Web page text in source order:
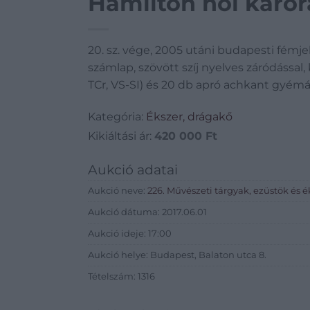
20. sz. vége, 2005 utáni budapesti
számlap, szövött szíj nyelves
TCr, VS-SI) és 20 db apró achkant
Kategória: Ékszer, drágakő
Kikiáltási ár: 420 000 Ft
Aukció adatai
Aukció neve: 226. Művészeti tárgyak, ezüstök és
Aukció dátuma: 2017.06.01
Aukció ideje: 17:00
Aukció helye: Budapest, Balaton utca 8.
Tételszám: 1316